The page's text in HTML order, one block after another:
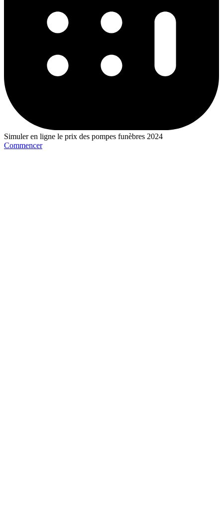
Simuler en ligne le prix des pompes funèbres 2024
Commencer